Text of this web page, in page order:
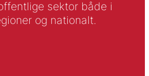
sektor både i
og nationalt.